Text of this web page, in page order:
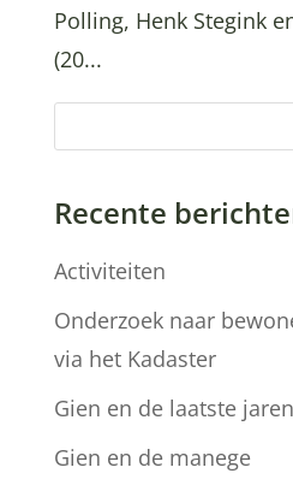
Polling, Henk Stegink
(20...
Recente
Activiteiten
Onderzoek naar
via het Kadaster
Gien en de laatste jaren
Gien en de manege